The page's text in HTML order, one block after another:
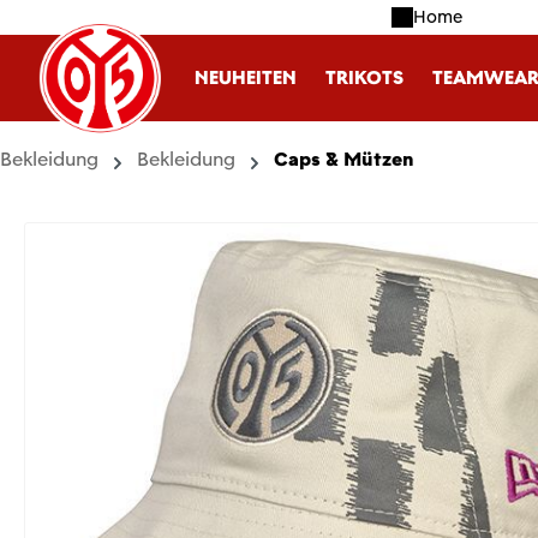
Hauptinhalt springen
Zur Suche springen
Zur Hauptnavigation springen Home
NEUHEITEN TRIKOTS
Bekleidung Bekleidung Caps & Mützen